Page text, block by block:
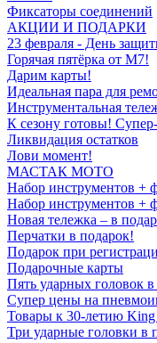
Фиксаторы соединений
АКЦИИ И ПОДАРКИ
23 февраля - День
Горячая пятёрка от M7!
Дарим карты!
Идеальная пара для
Инструментальная
К сезону готовы!
Ликвидация остатков
Лови момент!
МАСТАК МОТО
Набор инструментов +
Набор инструментов +
Новая тележка – в
Перчатки в подарок!
Подарок при
Подарочные карты
Пять ударных головок
Супер цены на
Товары к 30-летию
Три ударные головки в